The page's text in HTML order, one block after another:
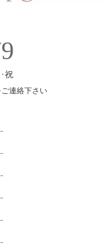
祝
連絡下さい